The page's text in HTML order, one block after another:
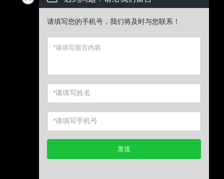
请填写您的手机号，我们将及时与您联系！